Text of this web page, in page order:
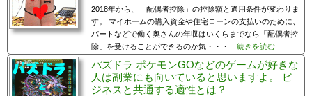
2018年から、「配偶者控除」の控除額と適用条件が変わりま
す。 マイホームの購入資金や住宅ローンの支払いのために、
パートなどで働く奥さんの年収はいくらまでなら「配偶者控
除」を受けることができるのか気・・・ 続きを読む
パズドラ ポケモンGOなどのゲームが好きな
人は副業にも向いていると思いますよ。 ビ
ジネスと共通する適性とは？